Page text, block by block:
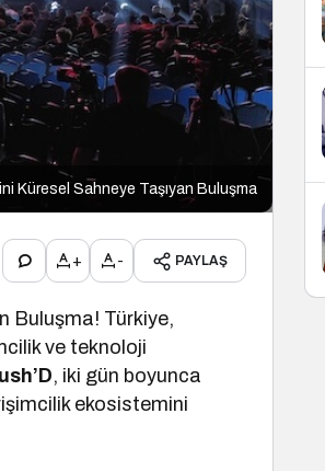
Küresel Sahneye Taşıyan Buluşma
+ - PAYLAŞ
Buluşma! Türkiye,
ve teknoloji
, iki gün boyunca
ekosistemini